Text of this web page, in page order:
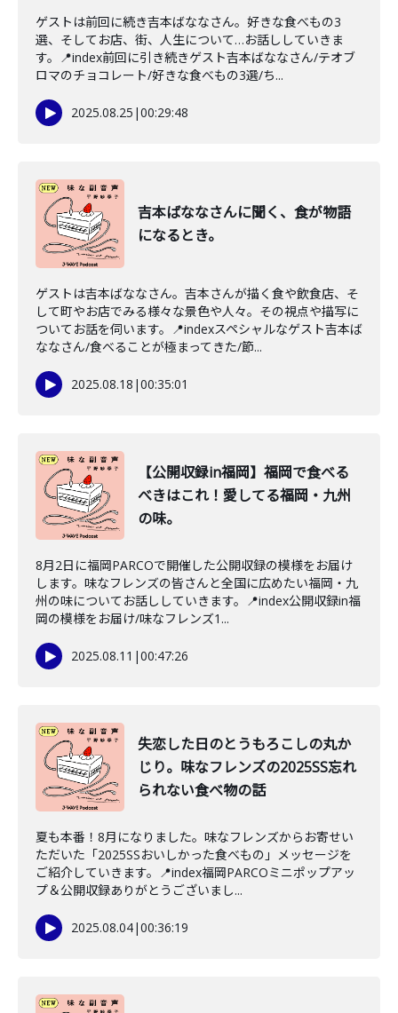
ゲストは前回に続き吉本ばななさん。好きな食べもの3
選、そしてお店、街、人生について…お話ししていきま
す。📍index前回に引き続きゲスト吉本ばななさん/テオブ
ロマのチョコレート/好きな食べもの3選/ち...
2025.08.25 |00:29:48
吉本ばななさんに聞く、食が物語
になるとき。
ゲストは吉本ばななさん。吉本さんが描く食や飲食店、そ
して町やお店でみる様々な景色や人々。その視点や描写に
ついてお話を伺います。📍indexスペシャルなゲスト吉本ば
ななさん/食べることが極まってきた/節...
2025.08.18 |00:35:01
【公開収録in福岡】福岡で食べる
べきはこれ！愛してる福岡・九州
の味。
8月2日に福岡PARCOで開催した公開収録の模様をお届け
します。味なフレンズの皆さんと全国に広めたい福岡・九
州の味についてお話ししていきます。📍index公開収録in福
岡の模様をお届け/味なフレンズ1...
2025.08.11 |00:47:26
失恋した日のとうもろこしの丸か
じり。味なフレンズの2025SS忘れ
られない食べ物の話
夏も本番！8月になりました。味なフレンズからお寄せい
ただいた「2025SSおいしかった食べもの」メッセージを
ご紹介していきます。📍index福岡PARCOミニポップアッ
プ＆公開収録ありがとうございまし...
2025.08.04|00:36:19